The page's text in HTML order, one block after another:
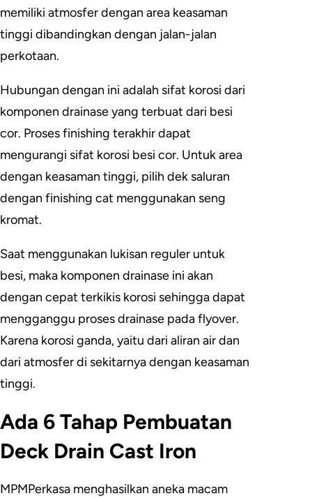
memiliki atmosfer dengan area keasaman
tinggi dibandingkan dengan jalan-jalan
perkotaan.
Hubungan dengan ini adalah sifat korosi dari
komponen drainase yang terbuat dari besi
cor. Proses finishing terakhir dapat
mengurangi sifat korosi besi cor. Untuk area
dengan keasaman tinggi, pilih dek saluran
dengan finishing cat menggunakan seng
kromat.
Saat menggunakan lukisan reguler untuk
besi, maka komponen drainase ini akan
dengan cepat terkikis korosi sehingga dapat
mengganggu proses drainase pada flyover.
Karena korosi ganda, yaitu dari aliran air dan
dari atmosfer di sekitarnya dengan keasaman
tinggi.
Ada 6 Tahap Pembuatan
Deck Drain Cast Iron
MPMPerkasa menghasilkan aneka macam